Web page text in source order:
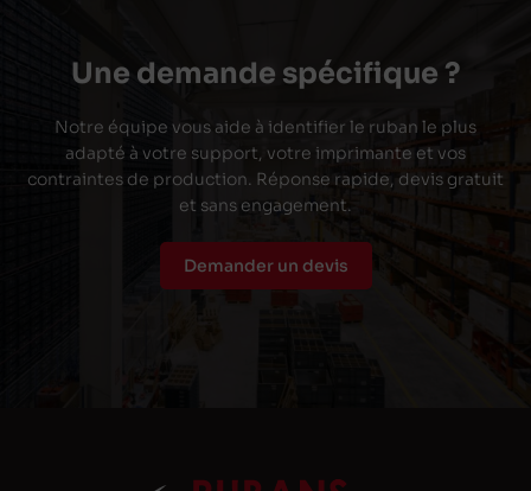
Une demande spécifique ?
Notre équipe vous aide à identifier le ruban le plus
adapté à votre support, votre imprimante et vos
contraintes de production. Réponse rapide, devis gratuit
et sans engagement.
Demander un devis